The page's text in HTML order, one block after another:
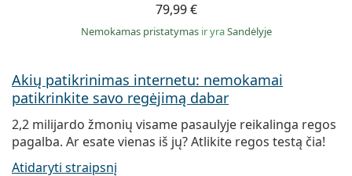
79,99 €
Nemokamas pristatymas ir yraSandėlyje
Akių patikrinimas internetu: nemokamai
patikrinkite savo regėjimą dabar
2,2 milijardo žmonių visame pasaulyje reikalinga regos
pagalba. Ar esate vienas iš jų? Atlikite regos testą čia!
Atidaryti straipsnį